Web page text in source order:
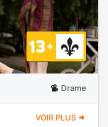
Drame
VOIR PLUS